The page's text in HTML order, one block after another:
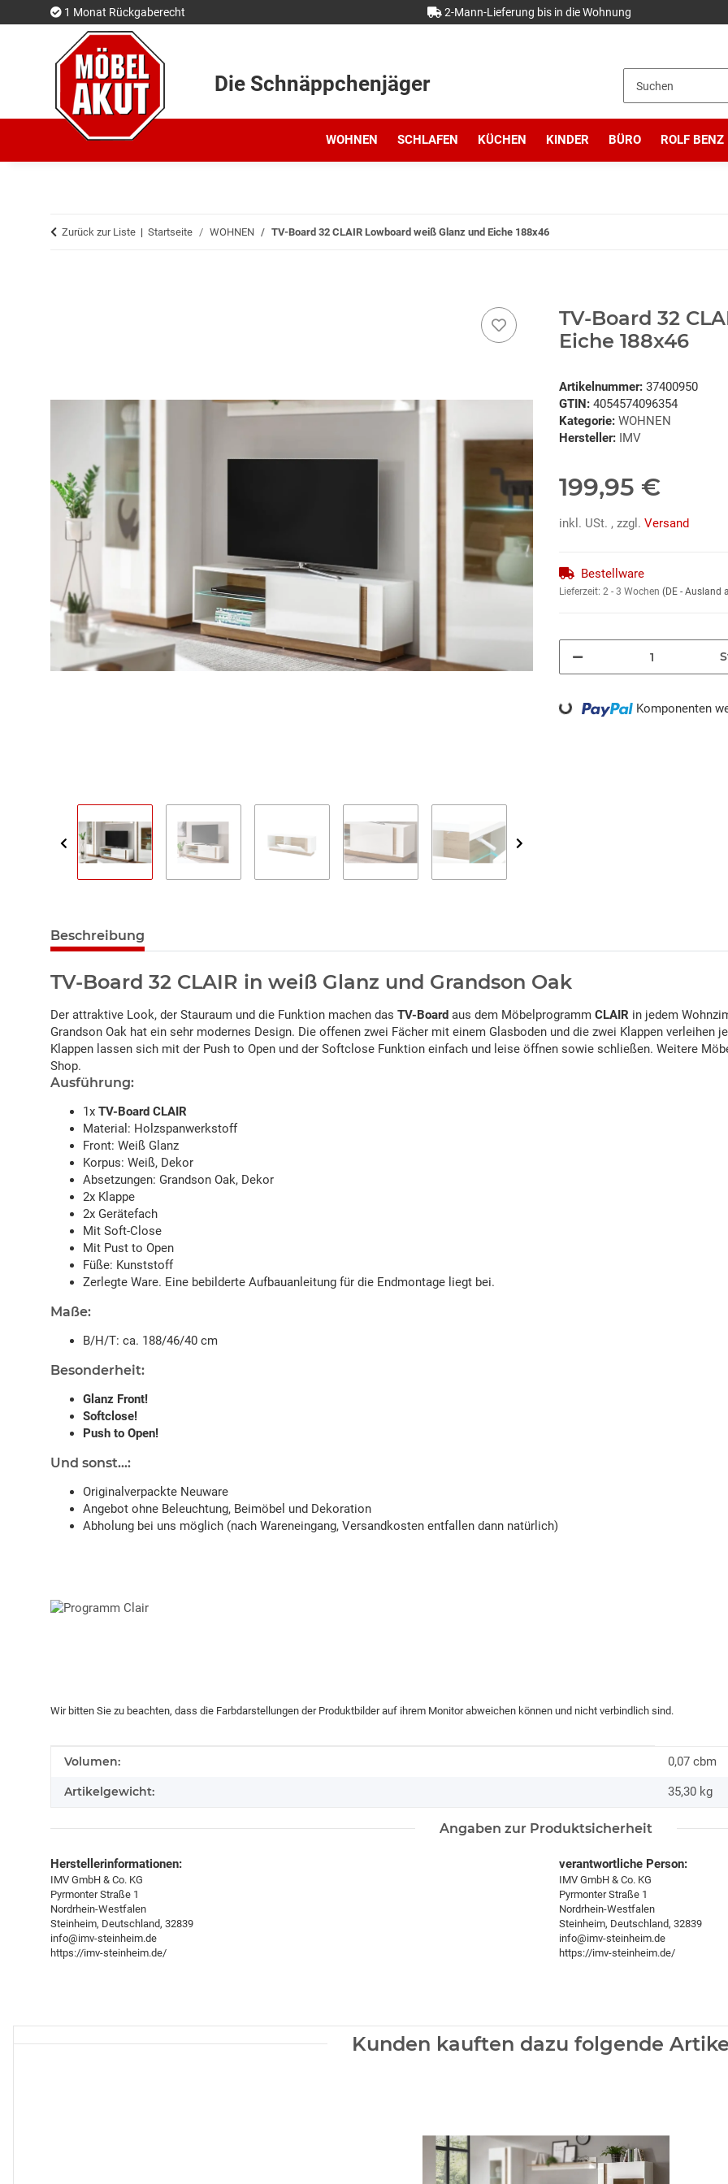
1 Monat Rückgaberecht 2-Mann-Lieferung bis in die Wohnung
Die Schnäppchenjäger
WOHNEN SCHLAFEN KÜCHEN KINDER BÜRO ROLF BENZ
Zurück zur Liste Startseite WOHNEN TV-Board 32 CLAIR Lowboard weiß Glanz und Eiche 188x46
TV-Board 32
Eiche 188x46
Artikelnummer: 37400950
GTIN: 4054574096354
Kategorie: WOHNEN
Hersteller: IMV
199,95 €
inkl. USt. , zzgl. Versand
Bestellware
Lieferzeit: 2 - 3 Wochen (DE - Ausland
Loading... Komponenten
Beschreibung
TV-Board 32 CLAIR in weiß Glanz und Grandson Oak
Der attraktive Look, der Stauraum und die Funktion machen das TV-Board aus dem Möbelprogramm CLAIR in jedem
Grandson Oak hat ein sehr modernes Design. Die offenen zwei Fächer mit einem Glasboden und die zwei Klappen verleihen
Klappen lassen sich mit der Push to Open und der Softclose Funktion einfach und leise öffnen sowie schließen. Weitere
Shop.
Ausführung:
1x TV-Board CLAIR
Material: Holzspanwerkstoff
Front: Weiß Glanz
Korpus: Weiß, Dekor
Absetzungen: Grandson Oak, Dekor
2x Klappe
2x Gerätefach
Mit Soft-Close
Mit Pust to Open
Füße: Kunststoff
Zerlegte Ware. Eine bebilderte Aufbauanleitung für die Endmontage liegt bei.
Maße:
B/H/T: ca. 188/46/40 cm
Besonderheit:
Glanz Front!
Softclose!
Push to Open!
Und sonst...:
Originalverpackte Neuware
Angebot ohne Beleuchtung, Beimöbel und Dekoration
Abholung bei uns möglich (nach Wareneingang, Versandkosten entfallen dann natürlich)
Wir bitten Sie zu beachten, dass die Farbdarstellungen der Produktbilder auf ihrem Monitor abweichen können und nicht verbindlich sind.
Produkteigenschaft
Wert
Volumen: 0,07 cbm
Artikelgewicht: 35,30 kg
Angaben zur Produktsicherheit
Herstellerinformationen:
IMV GmbH & Co. KG
Pyrmonter Straße 1
Nordrhein-Westfalen
Steinheim, Deutschland, 32839
info@imv-steinheim.de
https://imv-steinheim.de/
verantwortliche Person:
IMV GmbH & Co. KG
Pyrmonter Straße 1
Nordrhein-Westfalen
Steinheim, Deutschland, 32839
info@imv-steinheim.de
https://imv-steinheim.de/
Kunden kauften dazu folgende